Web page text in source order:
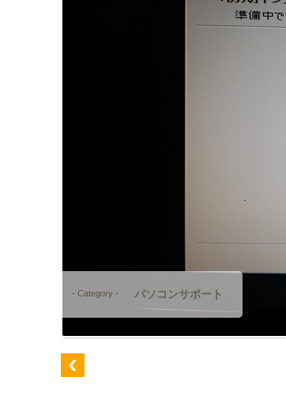
- Category - パソコンサポート